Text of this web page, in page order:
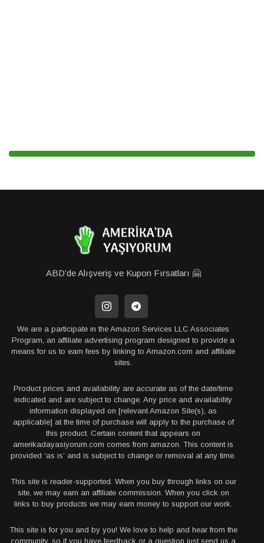
ABD’de Alışveriş ve Kupon Fırsatları 🤗
We are a participate in the Amazon Services LLC Associates
Program, an affiliate advertising program designed to provide a
means for us to earn fees by linking to Amazon.com and affiliate
sites.
Product prices and availability are accurate as of the date/time
indicated and are subject to change. Any price and availability
information displayed on [relevant Amazon Site(s), as
applicable] at the time of purchase will apply to the purchase of
this product. Certain content that appears on
amerikadayasiyorum.com comes from amazon. This content is
provided ‘as is’ and is subject to change or removal at any time.
This site is reader-supported. When you buy through links on our
site, we may earn an affiliate commission. When you click on
links to buy products we may earn money to support our work.
This site is for you and by you! We love to help and hear from the
community, so if you have feedback or a question just send us a